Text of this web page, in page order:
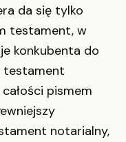
da się tylko
testament, w
konkubenta do
testament
pismem
notarialny,